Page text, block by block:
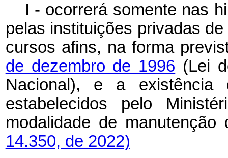
I - ocorrerá somente nas
pelas instituições privadas
cursos afins, na forma
de dezembro de 1996 (Lei
Nacional), e a existência
estabelecidos pelo
modalidade de manutenção
14.350, de 2022)